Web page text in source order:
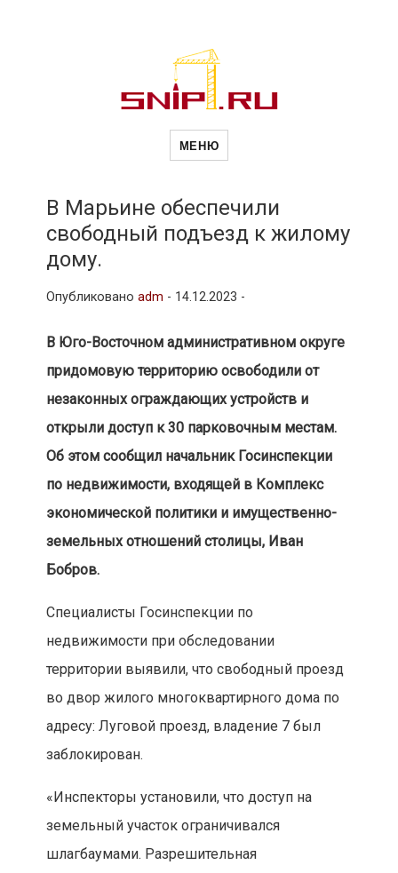
Новости
и
МЕНЮ
В Марьине обеспечили
свободный подъезд к жилому
дому.
Опубликовано adm - 14.12.2023 -
В Юго-Восточном административном округе
придомовую территорию освободили от
незаконных ограждающих устройств и
открыли доступ к 30 парковочным местам.
Об этом сообщил начальник Госинспекции
по недвижимости, входящей в Комплекс
экономической политики и имущественно-
земельных отношений столицы, Иван
Бобров.
Специалисты Госинспекции по
недвижимости при обследовании
территории выявили, что свободный проезд
во двор жилого многоквартирного дома по
адресу: Луговой проезд, владение 7 был
заблокирован.
«Инспекторы установили, что доступ на
земельный участок ограничивался
шлагбаумами. Разрешительная